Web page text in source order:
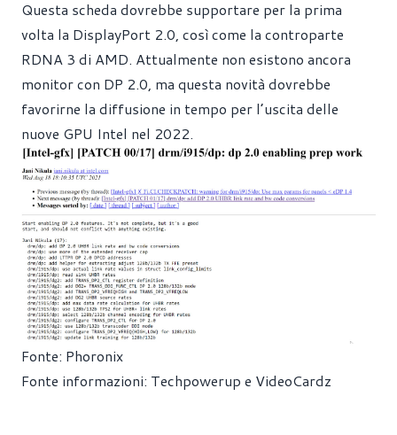
Questa scheda dovrebbe supportare per la prima
volta la DisplayPort 2.0, così come la controparte
RDNA 3 di AMD. Attualmente non esistono ancora
monitor con DP 2.0, ma questa novità dovrebbe
favorirne la diffusione in tempo per l’uscita delle
nuove GPU Intel nel 2022.
Fonte: Phoronix
Fonte informazioni: Techpowerup e VideoCardz